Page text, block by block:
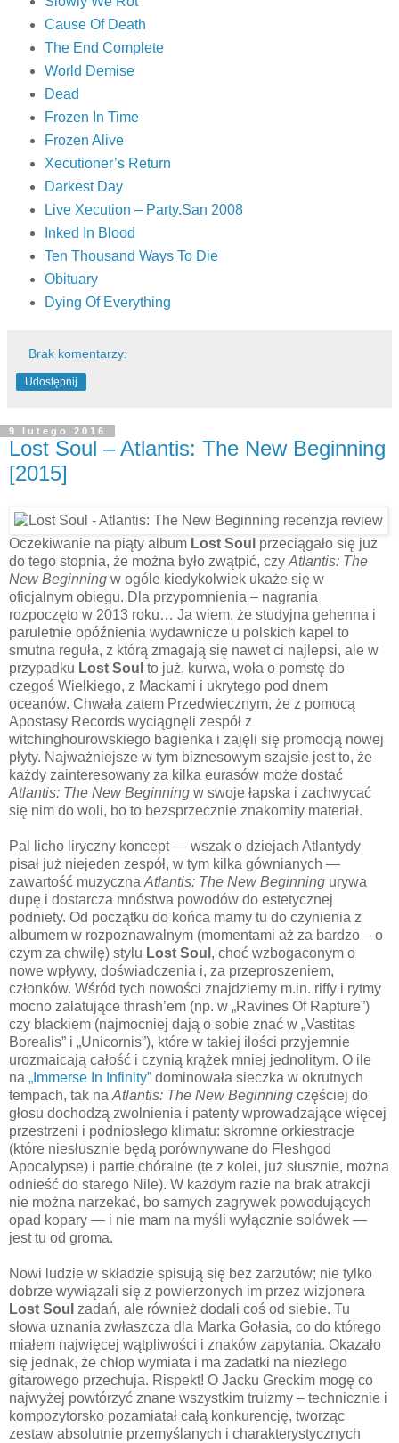
Cause Of Death
The End Complete
World Demise
Dead
Frozen In Time
Frozen Alive
Xecutioner’s Return
Darkest Day
Live Xecution – Party.San 2008
Inked In Blood
Ten Thousand Ways To Die
Obituary
Dying Of Everything
Brak komentarzy:
Udostępnij
9 lutego 2016
Lost Soul – Atlantis: The New Beginning
[2015]
Oczekiwanie na piąty album Lost Soul przeciągało się już
do tego stopnia, że można było zwątpić, czy Atlantis: The
New Beginning w ogóle kiedykolwiek ukaże się w
oficjalnym obiegu. Dla przypomnienia – nagrania
rozpoczęto w 2013 roku… Ja wiem, że studyjna gehenna i
paruletnie opóźnienia wydawnicze u polskich kapel to
smutna reguła, z którą zmagają się nawet ci najlepsi, ale w
przypadku Lost Soul to już, kurwa, woła o pomstę do
czegoś Wielkiego, z Mackami i ukrytego pod dnem
oceanów. Chwała zatem Przedwiecznym, że z pomocą
Apostasy Records wyciągnęli zespół z
witchinghourowskiego bagienka i zajęli się promocją nowej
płyty. Najważniejsze w tym biznesowym szajsie jest to, że
każdy zainteresowany za kilka eurasów może dostać
Atlantis: The New Beginning w swoje łapska i zachwycać
się nim do woli, bo to bezsprzecznie znakomity materiał.
Pal licho liryczny koncept — wszak o dziejach Atlantydy
pisał już niejeden zespół, w tym kilka gównianych —
zawartość muzyczna Atlantis: The New Beginning urywa
dupę i dostarcza mnóstwa powodów do estetycznej
podniety. Od początku do końca mamy tu do czynienia z
albumem w rozpoznawalnym (momentami aż za bardzo – o
czym za chwilę) stylu Lost Soul , choć wzbogaconym o
nowe wpływy, doświadczenia i, za przeproszeniem,
członków. Wśród tych nowości znajdziemy m.in. riffy i rytmy
mocno zalatujące thrash’em (np. w „Ravines Of Rapture”)
czy blackiem (najmocniej dają o sobie znać w „Vastitas
Borealis” i „Unicornis”), które w takiej ilości przyjemnie
urozmaicają całość i czynią krążek mniej jednolitym. O ile
na „Immerse In Infinity” dominowała sieczka w okrutnych
tempach, tak na Atlantis: The New Beginning częściej do
głosu dochodzą zwolnienia i patenty wprowadzające więcej
przestrzeni i podniosłego klimatu: skromne orkiestracje
(które niesłusznie będą porównywane do Fleshgod
Apocalypse) i partie chóralne (te z kolei, już słusznie, można
odnieść do starego Nile). W każdym razie na brak atrakcji
nie można narzekać, bo samych zagrywek powodujących
opad kopary — i nie mam na myśli wyłącznie solówek —
jest tu od groma.
Nowi ludzie w składzie spisują się bez zarzutów; nie tylko
dobrze wywiązali się z powierzonych im przez wizjonera
Lost Soul zadań, ale również dodali coś od siebie. Tu
słowa uznania zwłaszcza dla Marka Gołasia, co do którego
miałem najwięcej wątpliwości i znaków zapytania. Okazało
się jednak, że chłop wymiata i ma zadatki na niezłego
gitarowego przechuja. Rispekt! O Jacku Greckim mogę co
najwyżej powtórzyć znane wszystkim truizmy – technicznie i
kompozytorsko pozamiatał całą konkurencję, tworząc
zestaw absolutnie przemyślanych i charakterystycznych